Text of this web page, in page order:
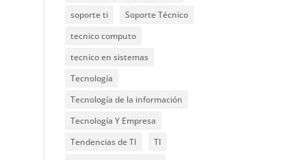
soporte ti
Soporte Técnico
tecnico computo
tecnico en sistemas
Tecnología
Tecnología de la información
Tecnología Y Empresa
Tendencias de TI
TI